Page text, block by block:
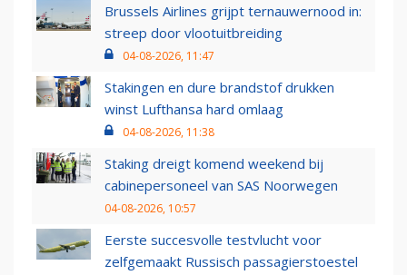
Brussels Airlines grijpt ternauwernood in:
streep door vlootuitbreiding
04-08-2026, 11:47
Stakingen en dure brandstof drukken
winst Lufthansa hard omlaag
04-08-2026, 11:38
Staking dreigt komend weekend bij
cabinepersoneel van SAS Noorwegen
04-08-2026, 10:57
Eerste succesvolle testvlucht voor
zelfgemaakt Russisch passagierstoestel